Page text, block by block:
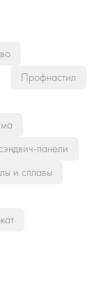
Профнастил
панели
и сплавы